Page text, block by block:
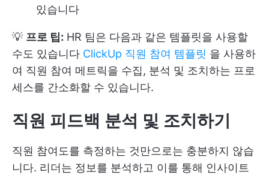
있습니다
💡 프로 팁: HR 팀은 다음과 같은 템플릿을 사용할
수도 있습니다 ClickUp 직원 참여 템플릿 을 사용하
여 직원 참여 메트릭을 수집, 분석 및 조치하는 프로
세스를 간소화할 수 있습니다.
직원 피드백 분석 및 조치하기
직원 참여도를 측정하는 것만으로는 충분하지 않습
니다. 리더는 정보를 분석하고 이를 통해 인사이트